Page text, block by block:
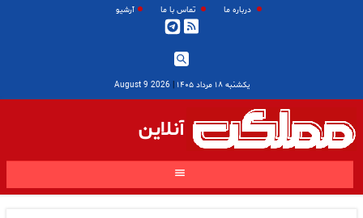
درباره ما تماس با ما آرشیو
یکشنبه ۱۸ مرداد ۱۴۰۵ |
2026 August 9
آنلاین